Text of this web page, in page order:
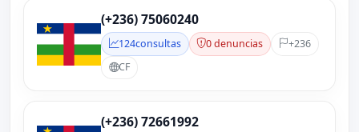
(+236) 75060240
124consultas 0 denuncias
+236
CF
(+236) 72661992